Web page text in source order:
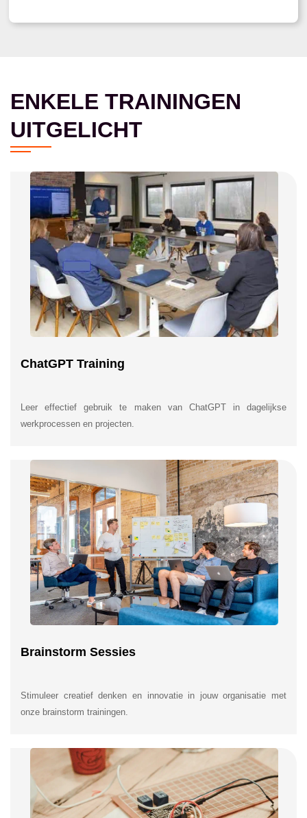
ENKELE TRAININGEN
UITGELICHT
ChatGPT Training
Leer effectief gebruik te maken van ChatGPT in dagelijkse
werkprocessen en projecten.
Brainstorm Sessies
Stimuleer creatief denken en innovatie in jouw organisatie met
onze brainstorm trainingen.